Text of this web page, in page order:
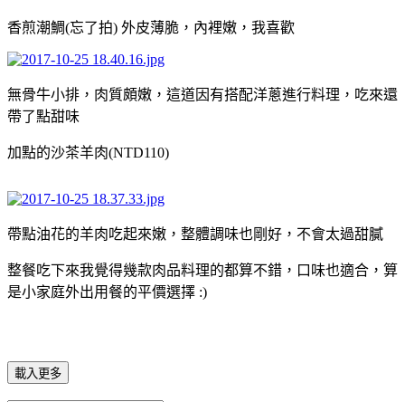
香煎潮鯛(忘了拍) 外皮薄脆，內裡嫩，我喜歡
無骨牛小排，肉質頗嫩，這道因有搭配洋蔥進行料理，吃來還
帶了點甜味
加點的沙茶羊肉(NTD110)
帶點油花的羊肉吃起來嫩，整體調味也剛好，不會太過甜膩
整餐吃下來我覺得幾款肉品料理的都算不錯，口味也適合，算
是小家庭外出用餐的平價選擇 :)
載入更多